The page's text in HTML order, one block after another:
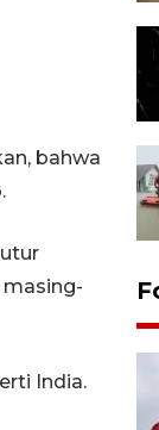
bahwa
India.